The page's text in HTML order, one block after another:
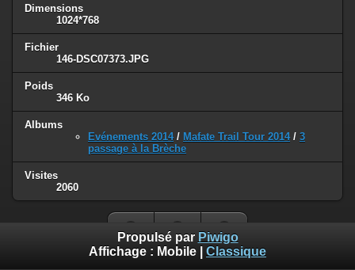
Dimensions
1024*768
Fichier
146-DSC07373.JPG
Poids
346 Ko
Albums
Evénements 2014/ Mafate Trail Tour 2014/ 3
passage à la Brèche
Visites
2060
Propulsé par Piwigo
Affichage : Mobile Classique